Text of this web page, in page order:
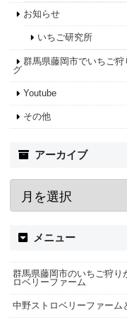
お知らせ
いちご研究所
群馬県藤岡市でいちご
グ
Youtube
その他
アーカイブ
メニュー
群馬県藤岡市のいちご狩
ロベリーファーム
中野ストロベリーファーム